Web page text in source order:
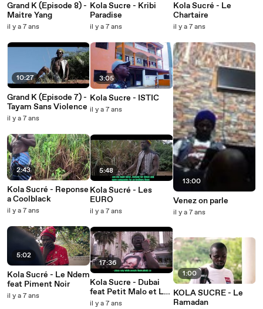
Grand K (Episode 8) -
Maitre Yang
il y a 7 ans
10:27
Grand K (Episode 7) -
Tayam Sans Violence
il y a 7 ans
2:43
Kola Sucré - Reponse
a Coolblack
il y a 7 ans
5:02
Kola Sucré - Le Ndem
feat Piment Noir
il y a 7 ans
Kola Sucre - Kribi
Paradise
il y a 7 ans
3:05
Kola Sucre - ISTIC
il y a 7 ans
5:48
Kola Sucré - Les
EURO
il y a 7 ans
17:36
Kola Sucre - Dubai
feat Petit Malo et La
Legende
il y a 7 ans
Kola Sucré - Le
Chartaire
il y a 7 ans
13:00
Venez on parle
il y a 7 ans
1:00
KOLA SUCRE - Le
Ramadan